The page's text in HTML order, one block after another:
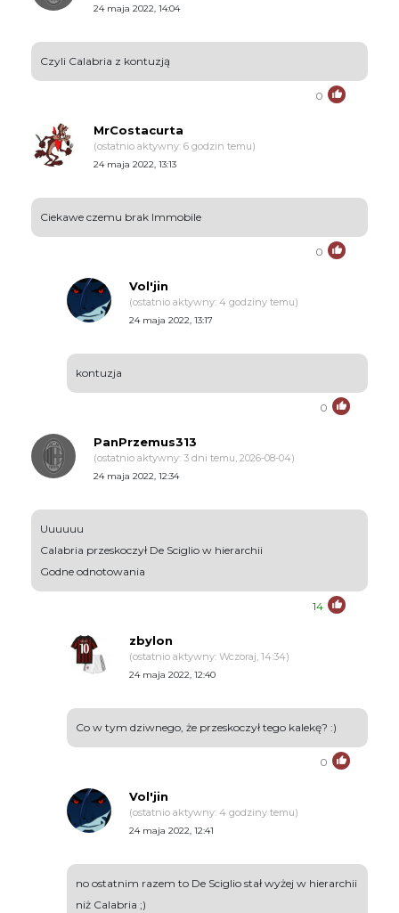
24 maja 2022, 14:04
Czyli Calabria z kontuzją
0
MrCostacurta
(ostatnio aktywny: 6 godzin temu)
24 maja 2022, 13:13
Ciekawe czemu brak Immobile
0
Vol'jin
(ostatnio aktywny: 4 godziny temu)
24 maja 2022, 13:17
kontuzja
0
PanPrzemus313
(ostatnio aktywny: 3 dni temu, 2026-08-04)
24 maja 2022, 12:34
Uuuuuu
Calabria przeskoczył De Sciglio w hierarchii
Godne odnotowania
14
zbylon
(ostatnio aktywny: Wczoraj, 14:34)
24 maja 2022, 12:40
Co w tym dziwnego, że przeskoczył tego kalekę? :)
0
Vol'jin
(ostatnio aktywny: 4 godziny temu)
24 maja 2022, 12:41
no ostatnim razem to De Sciglio stał wyżej w hierarchii
niż Calabria ;)